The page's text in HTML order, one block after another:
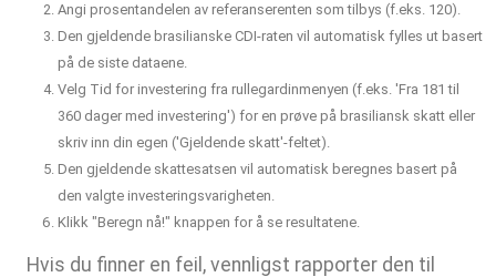
Angi prosentandelen av referanserenten som tilbys (f.eks. 120).
Den gjeldende brasilianske CDI-raten vil automatisk fylles ut basert
på de siste dataene.
Velg Tid for investering fra rullegardinmenyen (f.eks. 'Fra 181 til
360 dager med investering') for en prøve på brasiliansk skatt eller
skriv inn din egen ('Gjeldende skatt'-feltet).
Den gjeldende skattesatsen vil automatisk beregnes basert på
den valgte investeringsvarigheten.
Klikk "Beregn nå!" knappen for å se resultatene.
Hvis du finner en feil, vennligst rapporter den til